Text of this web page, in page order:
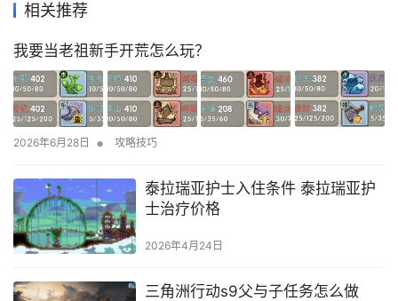
相关推荐
我要当老祖新手开荒怎么玩？
2026年6月28日 • 攻略技巧
泰拉瑞亚护士入住条件 泰拉瑞亚护
士治疗价格
2026年4月24日
三角洲行动s9父与子任务怎么做